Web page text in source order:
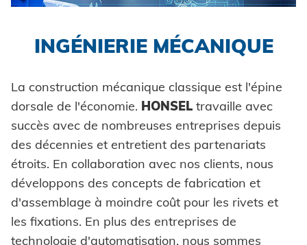
Pièces auto-sertissables
Pièces auto-perçantes
Rondelles à griffes
Entretoises
Bagues
Rivets industriels
Pièces spéciales
Automation
Système de contrôle
Honsel France
Honsel partenaire
Honsel projets
Automobile
Traitement ultérieur
Prêt pour la livraison
Certificates
DOMAINES D'APPLICATION
Powertrain
Construction d'usine
Construction de véhicules
Maritime
Biens de consommation
ingénierie mécanique
INGÉNIERIE MÉCANIQUE
La construction mécanique classique est l'épine
dorsale de l'économie. HONSEL travaille avec
succès avec de nombreuses entreprises depuis
des décennies et entretient des partenariats
étroits. En collaboration avec nos clients, nous
développons des concepts de fabrication et
d'assemblage à moindre coût pour les rivets et
les fixations. En plus des entreprises de
technologie d'automatisation, nous sommes